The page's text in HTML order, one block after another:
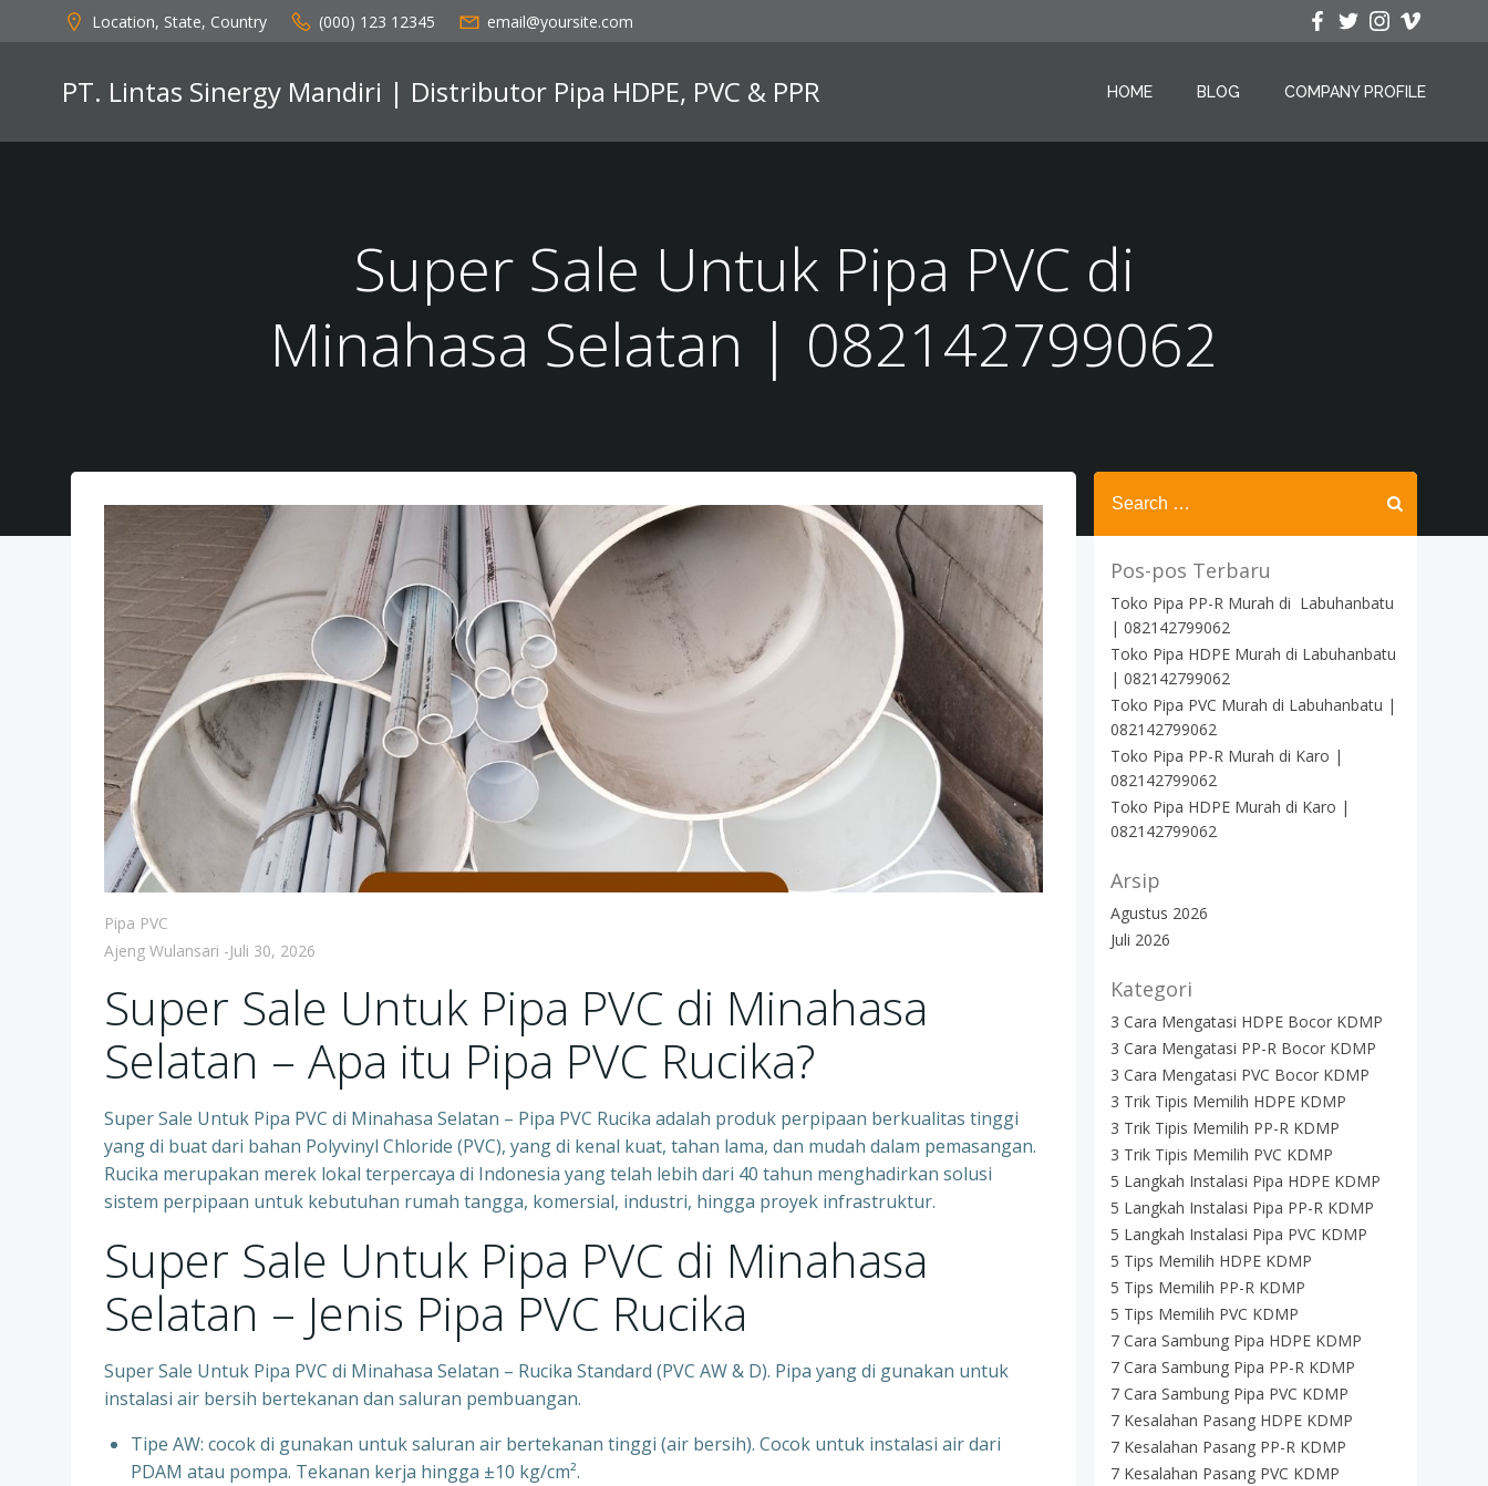
to
Location, State, Country (000) 123 12345 email@yoursite.com
PT. Lintas Sinergy Mandiri | Distributor Pipa HDPE, PVC & PPR HOME BLOG COMPANY PROFILE
Super Sale Untuk Pipa PVC di
Minahasa Selatan | 082142799062
Pipa PVC
Ajeng Wulansari -Juli 30, 2026
Super Sale Untuk Pipa PVC di Minahasa
Selatan – Apa itu Pipa PVC Rucika?
Super Sale Untuk Pipa PVC di Minahasa Selatan – Pipa PVC Rucika adalah produk perpipaan berkualitas tinggi
yang di buat dari bahan Polyvinyl Chloride (PVC), yang di kenal kuat, tahan lama, dan mudah dalam pemasangan.
Rucika merupakan merek lokal terpercaya di Indonesia yang telah lebih dari 40 tahun menghadirkan solusi
sistem perpipaan untuk kebutuhan rumah tangga, komersial, industri, hingga proyek infrastruktur.
Super Sale Untuk Pipa PVC di Minahasa
Selatan – Jenis Pipa PVC Rucika
Super Sale Untuk Pipa PVC di Minahasa Selatan – Rucika Standard (PVC AW & D). Pipa yang di gunakan untuk
instalasi air bersih bertekanan dan saluran pembuangan.
Tipe AW: cocok di gunakan untuk saluran air bertekanan tinggi (air bersih). Cocok untuk instalasi air dari
PDAM atau pompa. Tekanan kerja hingga ±10 kg/cm².
Search
for:
Pos-pos Terbaru
Toko Pipa PP-R Murah di Labuhanbatu
| 082142799062
Toko Pipa HDPE Murah di Labuhanbatu
| 082142799062
Toko Pipa PVC Murah di Labuhanbatu |
082142799062
Toko Pipa PP-R Murah di Karo |
082142799062
Toko Pipa HDPE Murah di Karo |
082142799062
Arsip
Agustus 2026
Juli 2026
Kategori
3 Cara Mengatasi HDPE Bocor KDMP
3 Cara Mengatasi PP-R Bocor KDMP
3 Cara Mengatasi PVC Bocor KDMP
3 Trik Tipis Memilih HDPE KDMP
3 Trik Tipis Memilih PP-R KDMP
3 Trik Tipis Memilih PVC KDMP
5 Langkah Instalasi Pipa HDPE KDMP
5 Langkah Instalasi Pipa PP-R KDMP
5 Langkah Instalasi Pipa PVC KDMP
5 Tips Memilih HDPE KDMP
5 Tips Memilih PP-R KDMP
5 Tips Memilih PVC KDMP
7 Cara Sambung Pipa HDPE KDMP
7 Cara Sambung Pipa PP-R KDMP
7 Cara Sambung Pipa PVC KDMP
7 Kesalahan Pasang HDPE KDMP
7 Kesalahan Pasang PP-R KDMP
7 Kesalahan Pasang PVC KDMP